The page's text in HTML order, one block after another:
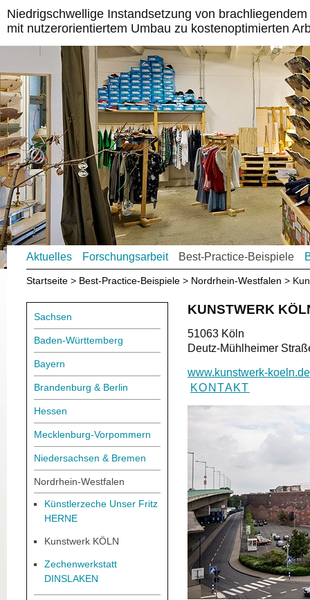
Niedrigschwellige Instandsetzung von
mit nutzerorientiertem Umbau zu kostenoptimierten
Aktuelles Forschungsarbeit Best-Practice-Beispiele
Startseite Best-Practice-Beispiele Nordrhein-Westfalen
Sachsen
Baden-Württemberg
Bayern
Brandenburg & Berlin
Hessen
Mecklenburg-Vorpommern
Niedersachsen & Bremen
Nordrhein-Westfalen
Künstlerzeche Unser Fritz
HERNE
Kunstwerk KÖLN
Zechenwerkstatt
DINSLAKEN
KUNSTWERK
51063 Köln
Deutz-Mühlheimer
www.kunstwerk-koeln.de
KONTAKT